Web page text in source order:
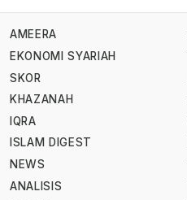
AMEERA
EKONOMI SYARIAH
SKOR
KHAZANAH
IQRA
ISLAM DIGEST
NEWS
ANALISIS